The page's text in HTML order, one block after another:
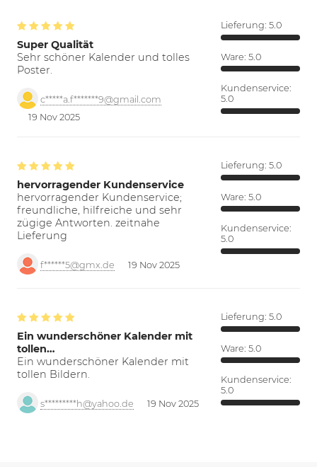
Super Qualität
Sehr schöner Kalender und tolles
Poster.
c*****a.f*******9@gmail.com
19 Nov 2025
Lieferung: 5.0
Ware: 5.0
Kundenservice:
5.0
hervorragender Kundenservice
hervorragender Kundenservice;
freundliche, hilfreiche und sehr
zügige Antworten. zeitnahe
Lieferung
f******5@gmx.de 19 Nov 2025
Lieferung: 5.0
Ware: 5.0
Kundenservice:
5.0
Ein wunderschöner Kalender mit
tollen…
Ein wunderschöner Kalender mit
tollen Bildern.
s*********h@yahoo.de 19 Nov 2025
Lieferung: 5.0
Ware: 5.0
Kundenservice:
5.0